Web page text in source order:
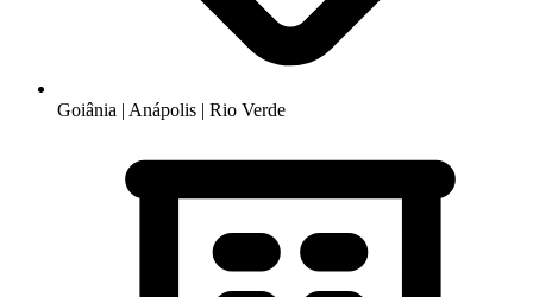
Goiânia | Anápolis | Rio Verde